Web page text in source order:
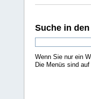
Suche in
Wenn Sie nur ein
Die Menüs sind